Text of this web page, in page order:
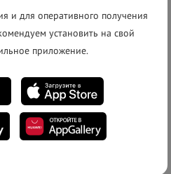
и для оперативного получения
установить на свой
приложение.